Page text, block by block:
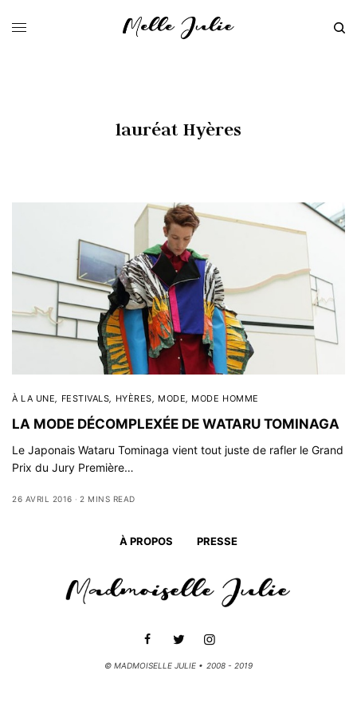
lauréat Hyères
À LA UNE, FESTIVALS, HYÈRES, MODE, MODE HOMME
LA MODE DÉCOMPLEXÉE DE WATARU TOMINAGA
Le Japonais Wataru Tominaga vient tout juste de rafler le Grand
Prix du Jury Première…
26 AVRIL 2016 2 MINS READ
À PROPOS PRESSE
© MADMOISELLE JULIE • 2008 - 2019